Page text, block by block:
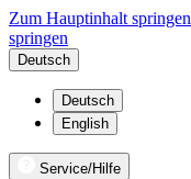
Zum Hauptinhalt springen
springen
Deutsch
Deutsch
English
Service/Hilfe